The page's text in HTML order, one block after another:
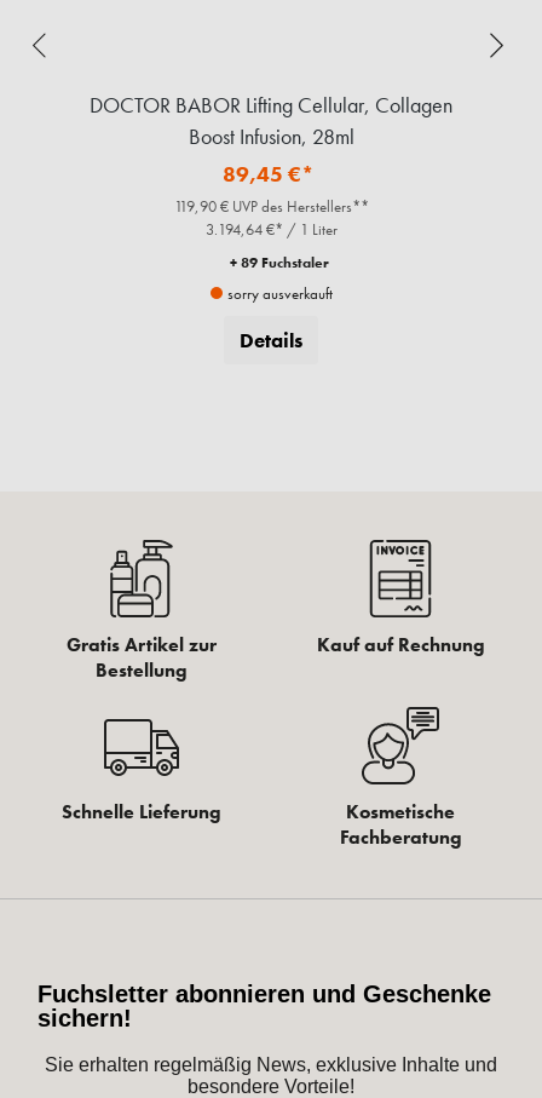
DOCTOR BABOR Lifting Cellular, Collagen
Boost Infusion, 28ml
89,45 €*
119,90 € UVP des Herstellers**
3.194,64 €* / 1 Liter
+ 89 Fuchstaler
sorry ausverkauft
Details
Gratis Artikel zur
Bestellung
Kauf auf Rechnung
Schnelle Lieferung
Kosmetische
Fachberatung
Fuchsletter abonnieren und Geschenke
sichern!
Sie erhalten regelmäßig News, exklusive Inhalte und
besondere Vorteile!